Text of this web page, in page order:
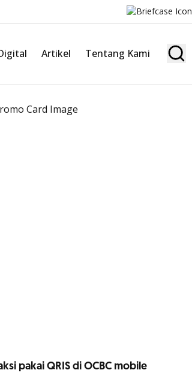
Artikel Tentang Kami
pakai QRIS di OCBC mobile